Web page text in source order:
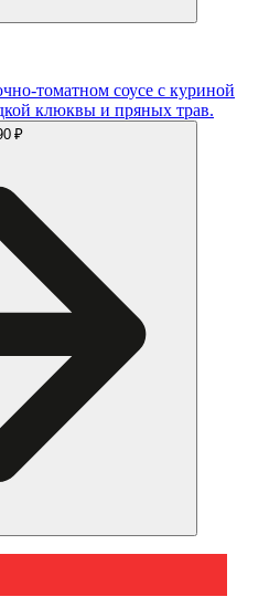
томатном соусе с куриной
клюквы и пряных трав.
₽